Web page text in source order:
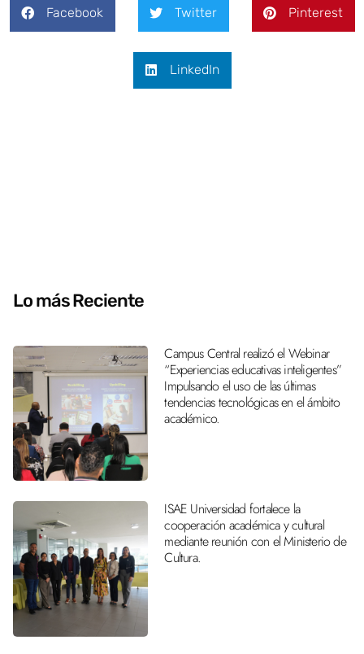
Facebook Twitter Pinterest
LinkedIn
Lo más Reciente
Campus Central realizó el Webinar
“Experiencias educativas inteligentes”
Impulsando el uso de las últimas
tendencias tecnológicas en el ámbito
académico.
ISAE Universidad fortalece la
cooperación académica y cultural
mediante reunión con el Ministerio de
Cultura.